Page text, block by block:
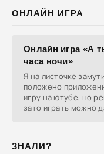
ОНЛАЙН ИГРА
Онлайн игра «А
часа ночи»
Я на листочке
положено
игру на ютубе, но
зато играть можно
ЗНАЛИ?